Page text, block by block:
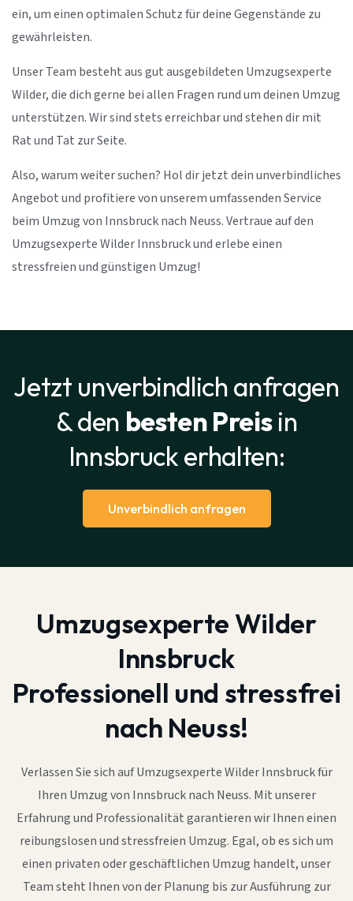
ein, um einen optimalen Schutz für deine Gegenstände zu
gewährleisten.
Unser Team besteht aus gut ausgebildeten Umzugsexperte
Wilder, die dich gerne bei allen Fragen rund um deinen Umzug
unterstützen. Wir sind stets erreichbar und stehen dir mit
Rat und Tat zur Seite.
Also, warum weiter suchen? Hol dir jetzt dein unverbindliches
Angebot und profitiere von unserem umfassenden Service
beim Umzug von Innsbruck nach Neuss. Vertraue auf den
Umzugsexperte Wilder Innsbruck und erlebe einen
stressfreien und günstigen Umzug!
Jetzt unverbindlich anfragen
& den besten Preisin
Innsbruck erhalten:
Unverbindlich anfragen
Umzugsexperte Wilder
Innsbruck
Professionell und stressfrei
nach Neuss!
Verlassen Sie sich auf Umzugsexperte Wilder Innsbruck für
Ihren Umzug von Innsbruck nach Neuss. Mit unserer
Erfahrung und Professionalität garantieren wir Ihnen einen
reibungslosen und stressfreien Umzug. Egal, ob es sich um
einen privaten oder geschäftlichen Umzug handelt, unser
Team steht Ihnen von der Planung bis zur Ausführung zur